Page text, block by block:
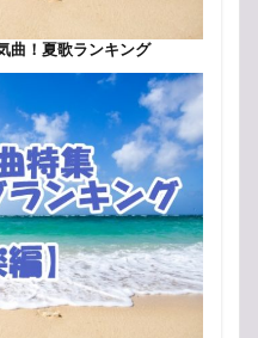
曲！夏歌ランキング